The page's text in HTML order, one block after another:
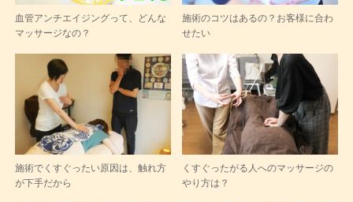
血管アンチエイジングって、どんな
マッサージなの？
施術のコツはあるの？お客様に合わ
せたい
施術でくすぐったい原因は、触れ方
が下手だから
くすぐったがる人へのマッサージの
やり方は？